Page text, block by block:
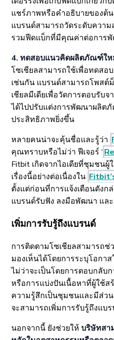
แชร์ภาพหรือคำอธิบายของต้
แบรนด์สามารถวัดระดับควา
รวมฟีดแบ็กที่มีคุณค่าต่อการ
4. ทดสอบแนวคิดผลิตภัณฑ์ใ
โซเชียลสามารถใช้เพื่อทดส
เช่นกัน แบรนด์สามารถโพส
เชียลมีเดียเพื่อวัดการตอบรับ
ได้ไปปรับแต่งการพัฒนาผลิต
ประสิทธิภาพยิ่งขึ้น
หลายคนน่าจะคุ้นชื่อและรู้ว่า
คุณทราบหรือไม่ว่า ฟีเจอร์ ‘
Fitbit เกิดจากไอเดียที่ชุมชน
เรื่องนี้อย่างต่อเนื่องใน
ตั้งแต่ก่อนที่การแจ้งเตือนดัง
แบรนด์รับฟัง ลงมือพัฒนา แล
เพิ่มการรับรู้ถึงแบรนด์
การติดตามโซเชียลสามารถช่
มองเห็นได้โดยการระบุโอกา
ไม่ว่าจะเป็นโดยการตอบกลับ
หรือการแบ่งปันเนื้อหาที่ผู้ใช้ส
ความรู้สึกเป็นชุมชนและมีส่ว
จะสามารถเพิ่มการรับรู้ถึงแบ
นอกจากนี้ ยังช่วยให้บริษัทสา